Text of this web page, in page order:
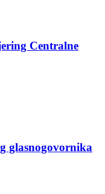
Centralne
glasnogovornika